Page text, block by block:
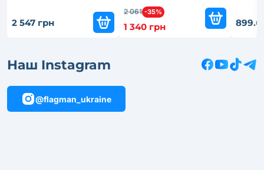
2 547 грн
2 061 -35%
1 340 грн 899.6
Наш Instagram
@flagman_ukraine